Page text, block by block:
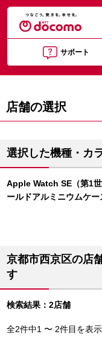
サポート
店舗の選択
選択した機種・カ
Apple Watch SE（第1
ールドアルミニウムケ
京都市西京区の店
す
検索結果：2店舗
全2件中1 〜 2件目を表